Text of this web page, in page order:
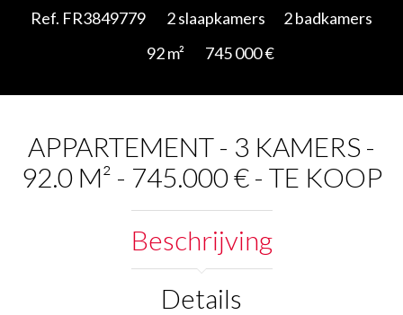
Ref. FR3849779 2 slaapkamers
2 badkamers
92 m²
745 000 €
APPARTEMENT - 3 KAMERS -
92.0 M² - 745.000 € - TE KOOP
Beschrijving
Details